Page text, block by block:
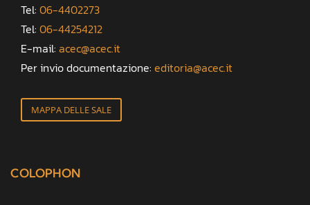
Tel: 06-4402273
Tel: 06-44254212
E-mail: acec@acec.it
Per invio documentazione: editoria@acec.it
MAPPA DELLE SALE
COLOPHON